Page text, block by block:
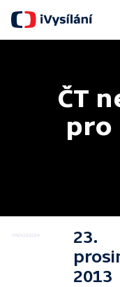
ČT
pro
23.
2013